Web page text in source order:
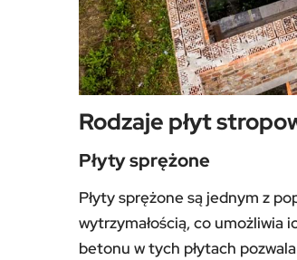
Rodzaje płyt
Płyty sprężone
Płyty sprężone są jednym z
wytrzymałością, co umożliwia
betonu w tych płytach